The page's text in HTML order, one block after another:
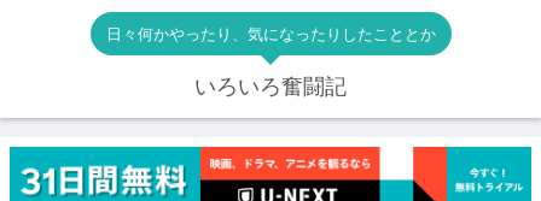
日々何かやったり、気になったりしたこととか
いろいろ奮闘記